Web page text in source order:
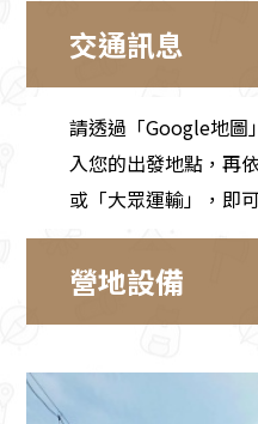
交通訊息
請透過「Google地圖
入您的出發地點，再
或「大眾運輸」，即
營地設備